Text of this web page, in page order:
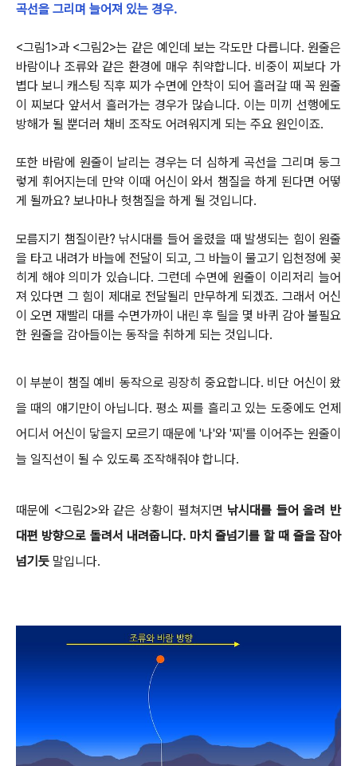
곡선을 그리며 늘어져 있는 경우.
<그림1>과 <그림2>는 같은 예인데 보는 각도만 다릅니다. 원줄은
바람이나 조류와 같은 환경에 매우 취약합니다. 비중이 찌보다 가
볍다 보니 캐스팅 직후 찌가 수면에 안착이 되어 흘러갈 때 꼭 원줄
이 찌보다 앞서서 흘러가는 경우가 많습니다. 이는 미끼 선행에도
방해가 될 뿐더러 채비 조작도 어려워지게 되는 주요 원인이죠.
또한 바람에 원줄이 날리는 경우는 더 심하게 곡선을 그리며 둥그
렇게 휘어지는데 만약 이때 어신이 와서 챔질을 하게 된다면 어떻
게 될까요? 보나마나 헛챔질을 하게 될 것입니다.
모름지기 챔질이란? 낚시대를 들어 올렸을 때 발생되는 힘이 원줄
을 타고 내려가 바늘에 전달이 되고, 그 바늘이 물고기 입천정에 꽂
히게 해야 의미가 있습니다. 그런데 수면에 원줄이 이리저리 늘어
져 있다면 그 힘이 제대로 전달될리 만무하게 되겠죠. 그래서 어신
이 오면 재빨리 대를 수면가까이 내린 후 릴을 몇 바퀴 감아 불필요
한 원줄을 감아들이는 동작을 취하게 되는 것입니다.
이 부분이 챔질 예비 동작으로 굉장히 중요합니다. 비단 어신이 왔
을 때의 얘기만이 아닙니다. 평소 찌를 흘리고 있는 도중에도 언제
어디서 어신이 닿을지 모르기 때문에 '나'와 '찌'를 이어주는 원줄이
늘 일직선이 될 수 있도록 조작해줘야 합니다.
때문에 <그림2>와 같은 상황이 펼쳐지면 낚시대를 들어 올려 반
대편 방향으로 돌려서 내려줍니다. 마치 줄넘기를 할 때 줄을 잡아
넘기듯 말입니다.